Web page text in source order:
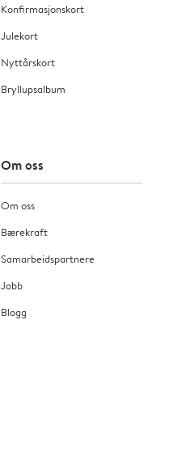
Konfirmasjonskort
Julekort
Nyttårskort
Bryllupsalbum
Om oss
Om oss
Bærekraft
Samarbeidspartnere
Jobb
Blogg